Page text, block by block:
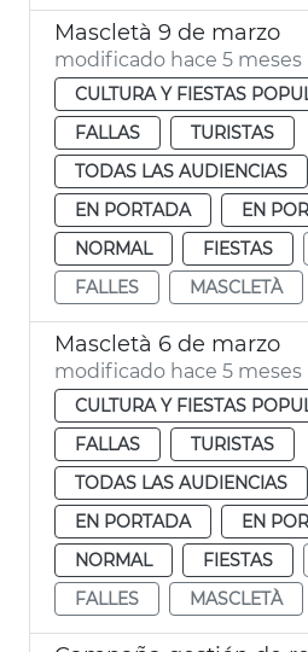
Mascletà 9 de marzo
modificado hace 5 meses
CULTURA Y FIESTAS
FALLAS
TURISTAS
TODAS LAS AUDIENCIAS
EN PORTADA
EN
NORMAL
FIESTAS
FALLES
MASCLETÀ
Mascletà 6 de marzo
modificado hace 5 meses
CULTURA Y FIESTAS
FALLAS
TURISTAS
TODAS LAS AUDIENCIAS
EN PORTADA
EN
NORMAL
FIESTAS
FALLES
MASCLETÀ